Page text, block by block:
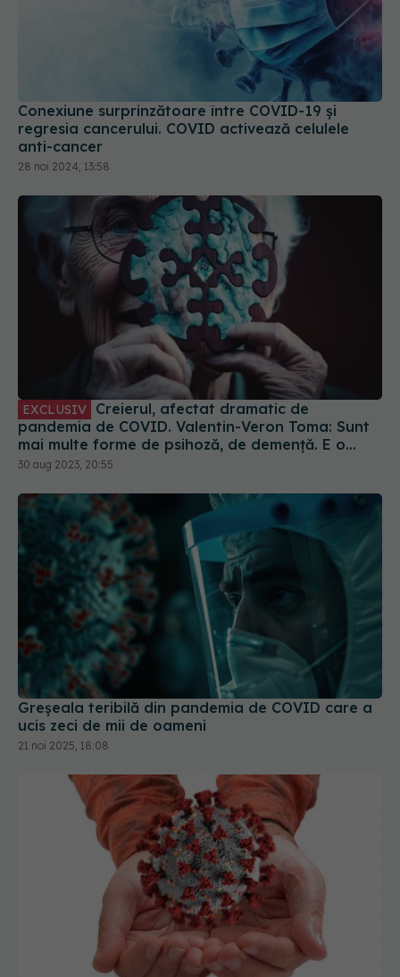
Conexiune surprinzătoare între COVID-19 și
regresia cancerului. COVID activează celulele
pandemia de COVID. Valentin-Veron Toma: Sunt
mai multe forme de psihoză, de demență. E o
accelerare a unor fenomene care păreau să fie
într-un ritm mai lent
Greșeala teribilă din pandemia de COVID care a
ucis zeci de mii de oameni
21 noi 2025, 18:08
De ce copiii care răcesc mai des sunt mai
protejați de COVID-19. Explicațiile cercetătorilor